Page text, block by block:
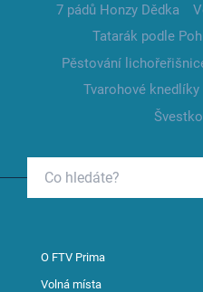
7 pádů Honzy Dědka
Tatarák podle
Pěstování
Tvarohové knedlíky
O FTV Prima
Volná místa